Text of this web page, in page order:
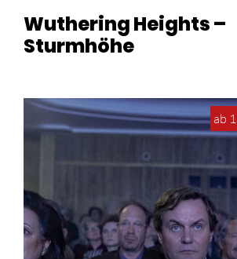
Wuthering Heights –
Sturmhöhe
ab